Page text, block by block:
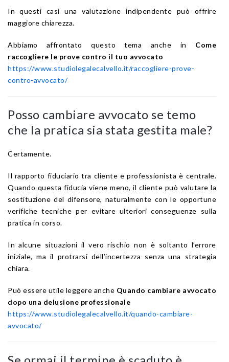
In questi casi una valutazione indipendente può offrire
maggiore chiarezza.
Abbiamo affrontato questo tema anche in Come
raccogliere le prove contro il tuo avvocato
https://www.studiolegalecalvello.it/raccogliere-prove-
contro-avvocato/
Posso cambiare avvocato se temo
che la pratica sia stata gestita male?
Certamente.
Il rapporto fiduciario tra cliente e professionista è centrale.
Quando questa fiducia viene meno, il cliente può valutare la
sostituzione del difensore, naturalmente con le opportune
verifiche tecniche per evitare ulteriori conseguenze sulla
pratica in corso.
In alcune situazioni il vero rischio non è soltanto l’errore
iniziale, ma il protrarsi dell’incertezza senza una strategia
chiara.
Può essere utile leggere anche Quando cambiare avvocato
dopo una delusione professionale
https://www.studiolegalecalvello.it/quando-cambiare-
avvocato/